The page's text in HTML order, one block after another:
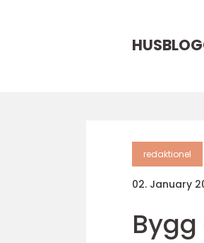
redaktionel
02. January